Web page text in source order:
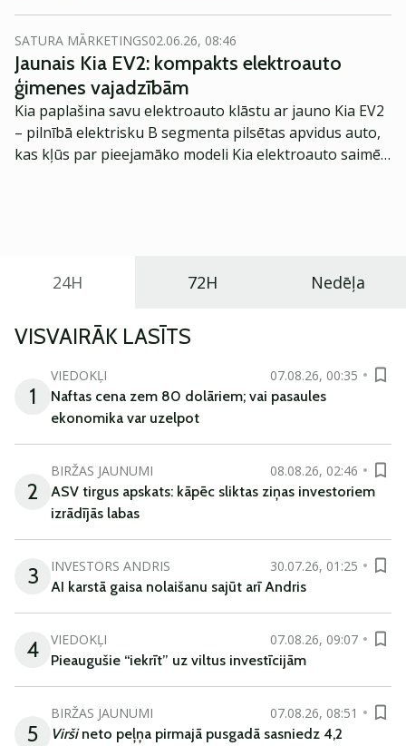
atrodas ļoti sarežģītā laikā: jautājums ir par to, kurš var
ražot un kurš nevar," tiec K. Kovaska. "Šodien uzvar
nevis tie, kas izstrādā stilīgāko dizainu, bet gan tie,
kuriem ir labākas piegāžu ķēdes, un Tesla ir paveikusi
ļoti labu darbu šajā virzienā."
SATURA MĀRKETINGS02.06.26, 08:46
Jaunais Kia EV2: kompakts elektroauto
ģimenes vajadzībām
Kia paplašina savu elektroauto klāstu ar jauno Kia EV2
– pilnībā elektrisku B segmenta pilsētas apvidus auto,
kas kļūs par pieejamāko modeli Kia elektroauto saimē
24H 72H Nedēļa
VISVAIRĀK LASĪTS
1
VIEDOKĻI
07.08.26, 00:35
Naftas cena zem 80 dolāriem; vai pasaules
ekonomika var uzelpot
2
BIRŽAS JAUNUMI
08.08.26, 02:46
ASV tirgus apskats: kāpēc sliktas ziņas investoriem
izrādījās labas
3 INVESTORS ANDRIS
30.07.26, 01:25
AI karstā gaisa nolaišanu sajūt arī Andris
4 VIEDOKĻI
07.08.26, 09:07
Pieaugušie “iekrīt” uz viltus investīcijām
5
BIRŽAS JAUNUMI
07.08.26, 08:51
Viršineto peļņa pirmajā pusgadā sasniedz 4,2